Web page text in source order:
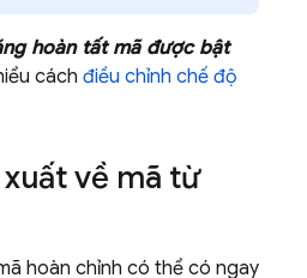
hoàn tất mã được bật
cáchđiều chỉnh chế độ
về mã từ
hoàn chỉnh có thể có ngay